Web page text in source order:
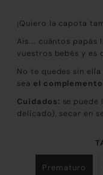
¡Quiero la capota
Ais... cuántos
vuestros bebés y es
No te quedes sin
sea el
Cuidados: se puede
delicado), secar en
Prematuro